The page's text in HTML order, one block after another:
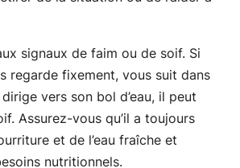
signaux de faim ou de soif. Si
regarde fixement, vous suit dans
vers son bol d’eau, il peut
Assurez-vous qu’il a toujours
et de l’eau fraîche et
nutritionnels.